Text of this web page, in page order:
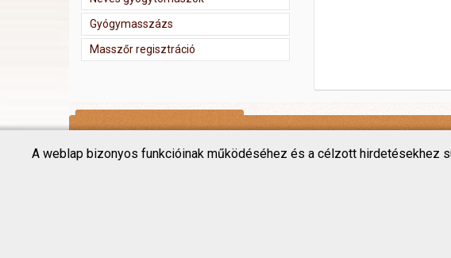
Gyógymasszázs
Masszőr regisztráció
A weblap bizonyos funkcióinak működéséhez és a célzott hirdetésekhez